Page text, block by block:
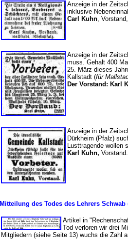
Anzeige in der
inklusive
Carl Kuhn,
Anzeige in der
muss. Gehalt 400
25. März dieses
Kallstadt (für
Der Vorstand: Karl
Anzeige in der
Dürkheim (Pfalz)
Lusttragende wollen
Karl Kuhn,
Mitteilung des Todes des Lehrers Schwab
Artikel in
Tod verloren wir drei
Mitgliedern (siehe Seite 13) wuchs die Zahl